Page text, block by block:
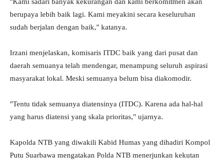
"Kami sadari banyak kekurangan dan kami berkomitmen akan
berupaya lebih baik lagi. Kami meyakini secara keseluruhan
sudah berjalan dengan baik," katanya.
Irzani menjelaskan, komisaris ITDC baik yang dari pusat dan
daerah semuanya telah mendengar, menampung seluruh aspirasi
masyarakat lokal. Meski semuanya belum bisa diakomodir.
"Tentu tidak semuanya diatensinya (ITDC). Karena ada hal-hal
yang harus diatensi yang skala prioritas," ujarnya.
Kapolda NTB yang diwakili Kabid Humas yang dihadiri Kompol
Putu Suarbawa mengatakan Polda NTB menerjunkan kekutan